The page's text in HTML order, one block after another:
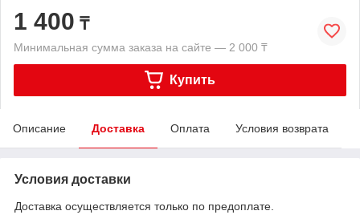
1 400 ₸
Минимальная сумма заказа на сайте — 2 000 ₸
Купить
Описание Доставка Оплата Условия возврата
Условия доставки
Доставка осуществляется только по предоплате.